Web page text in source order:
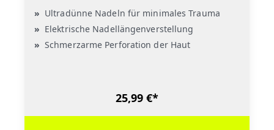
Ultradünne Nadeln für minimales Trauma
Elektrische Nadellängenverstellung
Schmerzarme Perforation der Haut
25,99 €*